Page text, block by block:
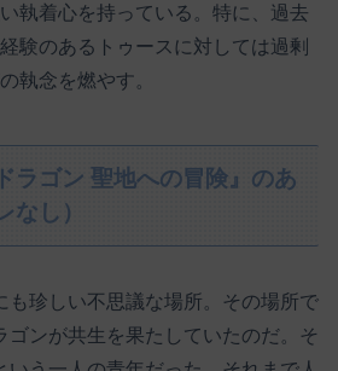
執着心を持っている。特に、過去
験のあるトゥースに対しては過剰
執念を燃やす。
ラゴン 聖地への冒険』のあ
なし）
も珍しい不思議な場所。その場所で
ゴンが共生を果たしていたのだ。そ